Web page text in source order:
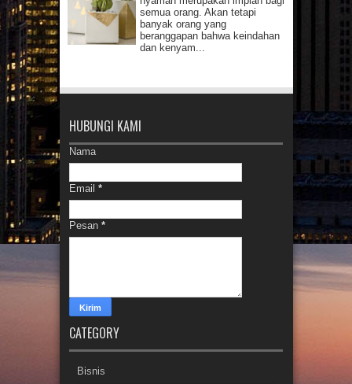
semua orang. Akan tetapi
banyak orang yang
beranggapan bahwa keindahan
dan kenyam...
HUBUNGI KAMI
Nama
Email *
Pesan *
CATEGORY
Bisnis